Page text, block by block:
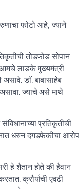
फोटो आहे, ज्याने
तोडफोड सोपान
आमचे लाडके मुख्यमंत्री
डाॅ. बाबासाहेब
असावा. ज्याचे असे माथे
प्रतिकृतीची
धरुन दगडफेकीचा आरोप
हे शैतान होते की हैवान
क्रौर्याची एवढी